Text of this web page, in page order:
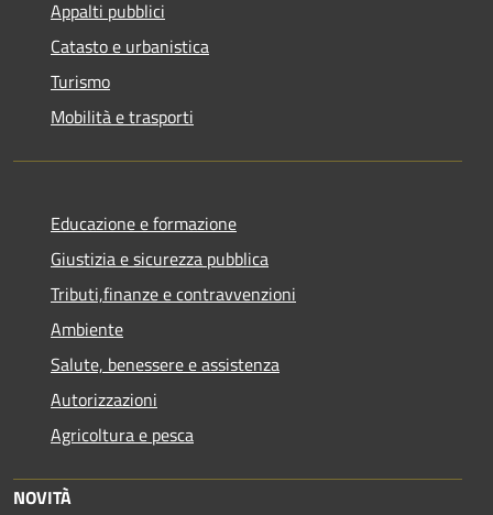
Appalti pubblici
Catasto e urbanistica
Turismo
Mobilità e trasporti
Educazione e formazione
Giustizia e sicurezza pubblica
Tributi,finanze e contravvenzioni
Ambiente
Salute, benessere e assistenza
Autorizzazioni
Agricoltura e pesca
NOVITÀ